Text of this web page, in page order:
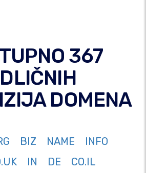
367
DOMENA
BIZ NAME
INFO
IN DE
CO.IL